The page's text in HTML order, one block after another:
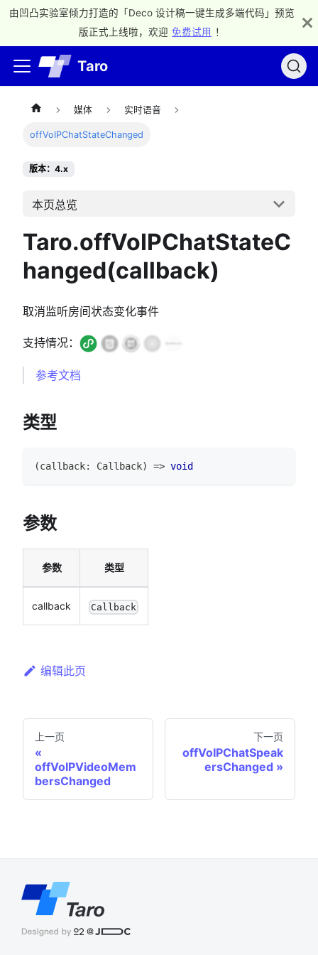
由凹凸实验室倾力打造的「Deco 设计稿一键生成多端代码」预览
版正式上线啦，欢迎 免费试用 ！
Taro
媒体 实时语音
offVoIPChatStateChanged
版本：4.x
本页总览
Taro.offVoIPChatStateC
hanged(callback)
取消监听房间状态变化事件
支持情况：
参考文档
类型
(callback: Callback) => void
参数
参数 类型
callback Callback
编辑此页
上一页
offVoIPVideoMem
bersChanged
下一页
offVoIPChatSpeak
ersChanged